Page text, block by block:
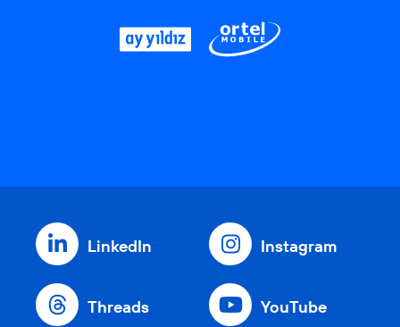
LinkedIn Instagram
Threads YouTube